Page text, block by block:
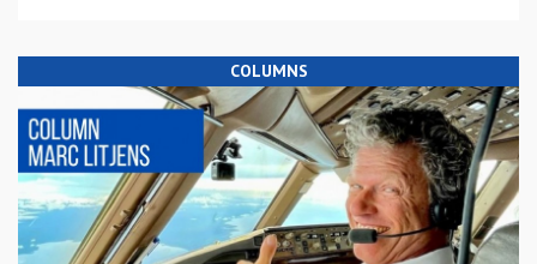
COLUMNS